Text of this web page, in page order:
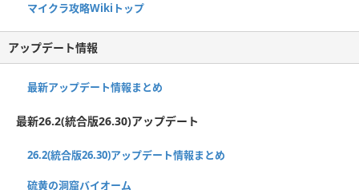
マイクラ攻略Wikiトップ
アップデート情報
最新アップデート情報まとめ
最新26.2(統合版26.30)アップデート
26.2(統合版26.30)アップデート情報まとめ
硫黄の洞窟バイオーム